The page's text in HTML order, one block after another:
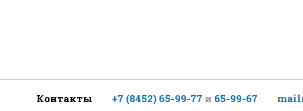
Контакты +7 (8452) 65-99-77 и 65-99-67